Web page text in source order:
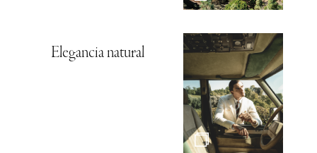
Elegancia natural